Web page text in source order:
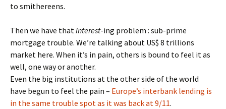
to smithereens.
Then we have thatinterest-ing problem : sub-prime
mortgage trouble. We’re talking about US$ 8 trillions
market here. When it’s in pain, others is bound to feel it as
well, one way or another.
Even the big institutions at the other side of the world
have begun to feel the pain – Europe’s interbank lending is
in the same trouble spot as it was back at 9/11.